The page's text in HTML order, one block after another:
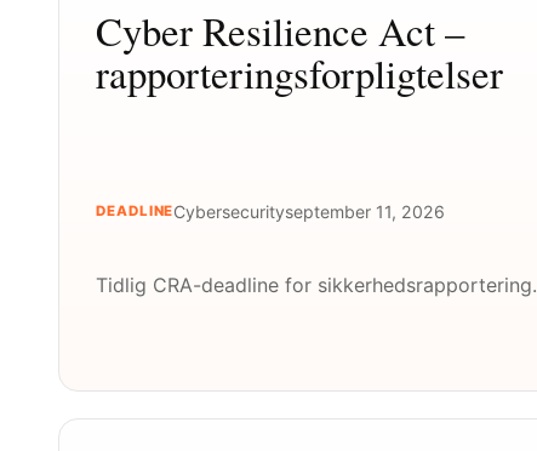
Cyber Resilience Act –
rapporteringsforpligtelser
DEADLINECybersecurityseptember 11, 2026
Tidlig CRA-deadline for sikkerhedsrapportering.